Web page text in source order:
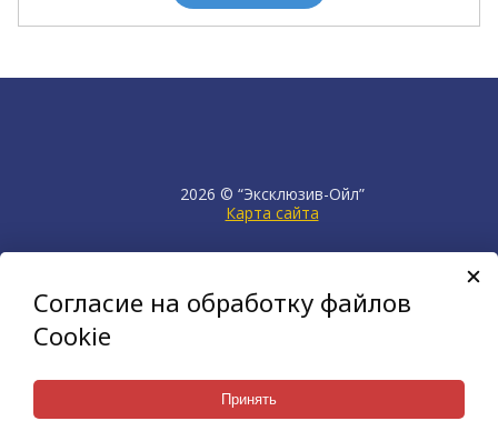
2026 © “Эксклюзив-Ойл”
Карта сайта
продвижение сайта НЕТКАМ
создан на платформе
KORZILLA
Согласие на обработку файлов
Cookie
Принять